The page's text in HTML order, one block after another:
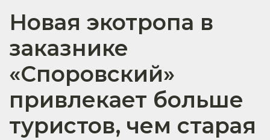
Новая экотропа в
заказнике
«Споровский»
привлекает больше
туристов, чем старая